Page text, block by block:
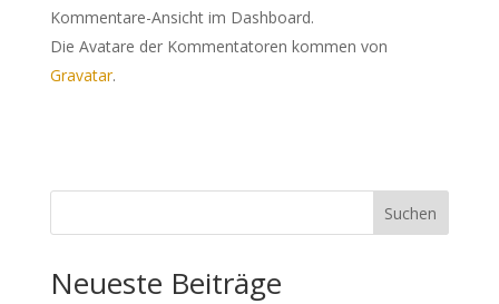
Kommentare-Ansicht im Dashboard.
Die Avatare der Kommentatoren kommen von
Gravatar.
Suchen
Neueste Beiträge